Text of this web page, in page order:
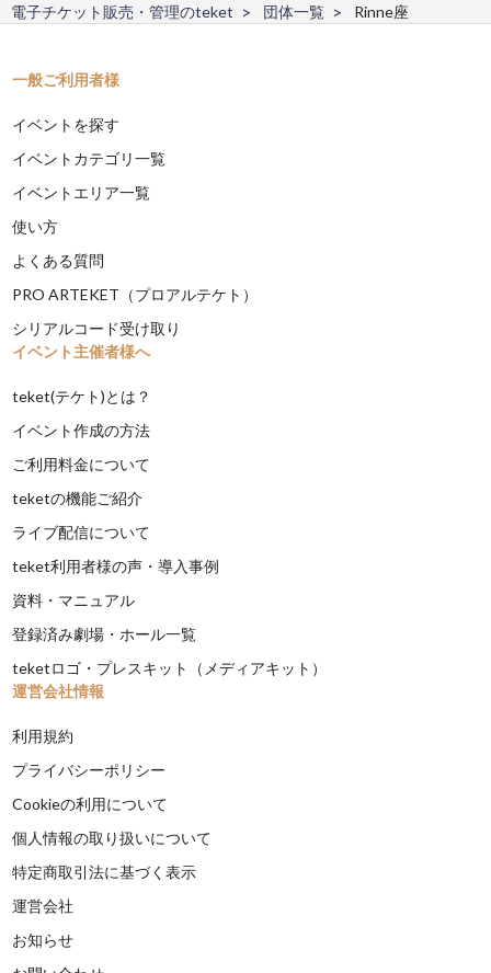
電子チケット販売・管理のteket 団体一覧 Rinne座
一般ご利用者様
イベントを探す
イベントカテゴリ一覧
イベントエリア一覧
使い方
よくある質問
PRO ARTEKET（プロアルテケト）
シリアルコード受け取り
イベント主催者様へ
teket(テケト)とは？
イベント作成の方法
ご利用料金について
teketの機能ご紹介
ライブ配信について
teket利用者様の声・導入事例
資料・マニュアル
登録済み劇場・ホール一覧
teketロゴ・プレスキット（メディアキット）
運営会社情報
利用規約
プライバシーポリシー
Cookieの利用について
個人情報の取り扱いについて
特定商取引法に基づく表示
運営会社
お知らせ